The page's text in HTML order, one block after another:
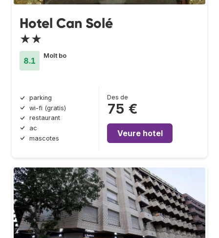
Hotel Can Solé
★★
8.1
Molt bo
parking
wi-fi (gratis)
restaurant
ac
mascotes
Des de
75 €
Veure hotel